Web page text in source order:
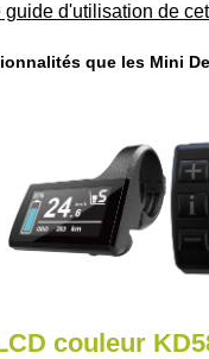
d'utilisation de
que les Mini
couleur